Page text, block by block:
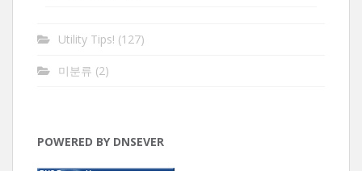
Utility Tips! (127)
미분류 (2)
POWERED BY DNSEVER